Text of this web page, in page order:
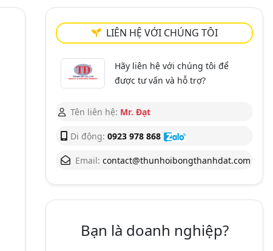
LIÊN HỆ VỚI CHÚNG TÔI
Hãy liên hệ với chúng tôi để
được tư vấn và hỗ trợ?
Tên liên hệ: Mr. Đạt
Di động: 0923 978 868
Email: contact@thunhoibongthanhdat.com
Bạn là doanh nghiệp?